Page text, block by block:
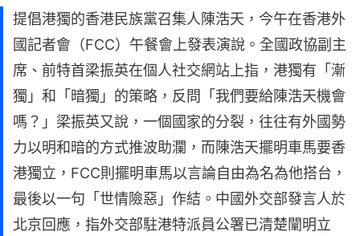
提倡港獨的香港民族黨召集人陳浩天，今午在香港外
國記者會（FCC）午餐會上發表演說。全國政協副主
席、前特首梁振英在個人社交網站上指，港獨有「漸
獨」和「暗獨」的策略，反問「我們要給陳浩天機會
嗎？」梁振英又說，一個國家的分裂，往往有外國勢
力以明和暗的方式推波助瀾，而陳浩天擺明車馬要香
港獨立，FCC則擺明車馬以言論自由為名為他搭台，
最後以一句「世情險惡」作結。中國外交部發言人於
北京回應，指外交部駐港特派員公署已清楚闡明立